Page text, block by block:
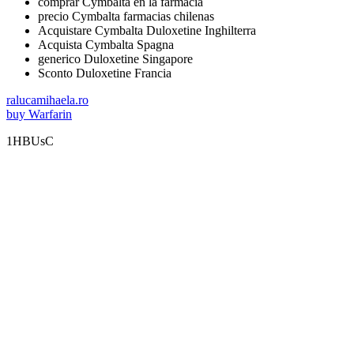
precio Cymbalta farmacias chilenas
Acquistare Cymbalta Duloxetine Inghilterra
Acquista Cymbalta Spagna
generico Duloxetine Singapore
Sconto Duloxetine Francia
ralucamihaela.ro
buy Warfarin
1HBUsC